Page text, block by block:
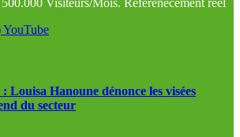
YouTube
Louisa Hanoune dénonce les visées
du secteur